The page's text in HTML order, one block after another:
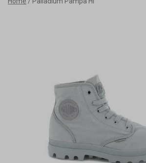
Schoenmode
Kerkhof